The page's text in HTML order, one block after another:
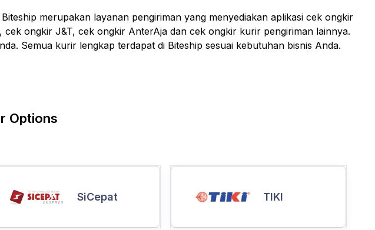
merupakan layanan pengiriman yang menyediakan aplikasi cek ongkir
ongkir J&T, cek ongkir AnterAja dan cek ongkir kurir pengiriman lainnya.
Semua kurir lengkap terdapat di Biteship sesuai kebutuhan bisnis Anda.
Options
SiCepat TIKI